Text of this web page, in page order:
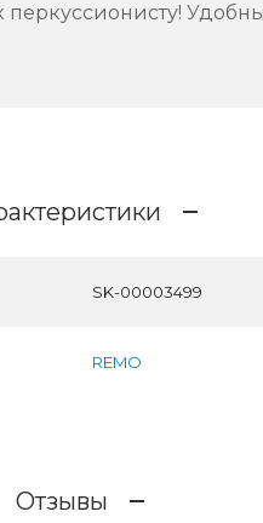
SK-00003499
REMO
Отзывы